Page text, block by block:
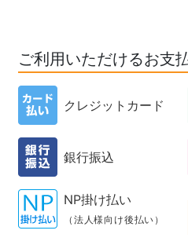
ご利用いただけるお支
クレジットカード
銀行振込
NP掛け払い
（法人様向け後払い）